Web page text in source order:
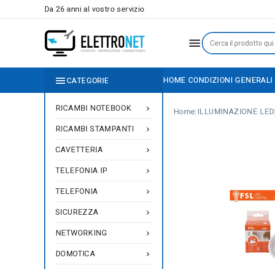
Da 26 anni al vostro servizio

HOME CONDIZIONI GENERALI
CATEGORIE

RICAMBI NOTEBOOK

RICAMBI STAMPANTI

CAVETTERIA

TELEFONIA IP

TELEFONIA

SICUREZZA

NETWORKING

DOMOTICA
Home ILLUMINAZIONE LED